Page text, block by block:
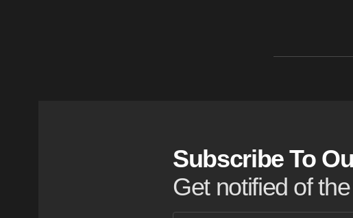
Subscribe To
Get notified of